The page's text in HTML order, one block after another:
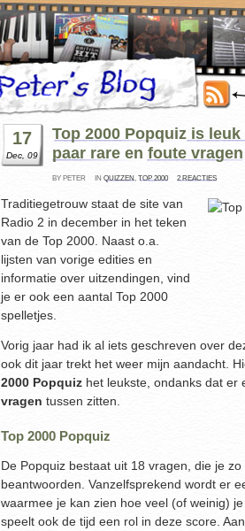
17
Dec, 09
Top 2000 Popquiz is
paar rare en foute vragen
BY PETER IN QUIZZEN, TOP 2000 2 REACTIES
Traditiegetrouw staat de site van
Radio 2 in december in het teken
van de Top 2000. Naast o.a.
lijsten van vorige edities en
informatie over uitzendingen, vind
je er ook een aantal Top 2000
spelletjes.
Vorig jaar had ik al iets geschreven over
ook dit jaar trekt het weer mijn aandacht.
2000 Popquiz het leukste, ondanks dat er
vragen tussen zitten.
Top 2000 Popquiz
De Popquiz bestaat uit 18 vragen, die je
beantwoorden. Vanzelfsprekend wordt er
waarmee je kan zien hoe veel (of weinig)
speelt ook de tijd een rol in deze score.